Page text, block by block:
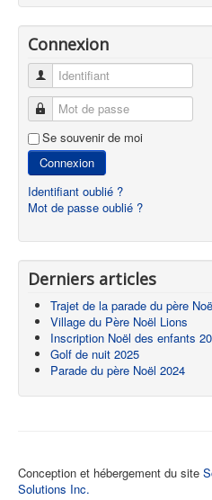
Connexion
Identifiant
Mot de passe
Se souvenir de moi
Connexion
Identifiant oublié ?
Mot de passe oublié ?
Derniers articles
Trajet de la parade du père
Village du Père Noël Lions
Inscription Noël des enfants
Golf de nuit 2025
Parade du père Noël 2024
Conception et hébergement du site
Solutions Inc.